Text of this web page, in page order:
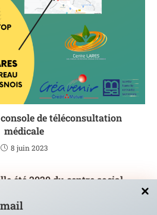
de téléconsultation
médicale
8 juin 2023
été 2020 du centre social
3 juillet 2020